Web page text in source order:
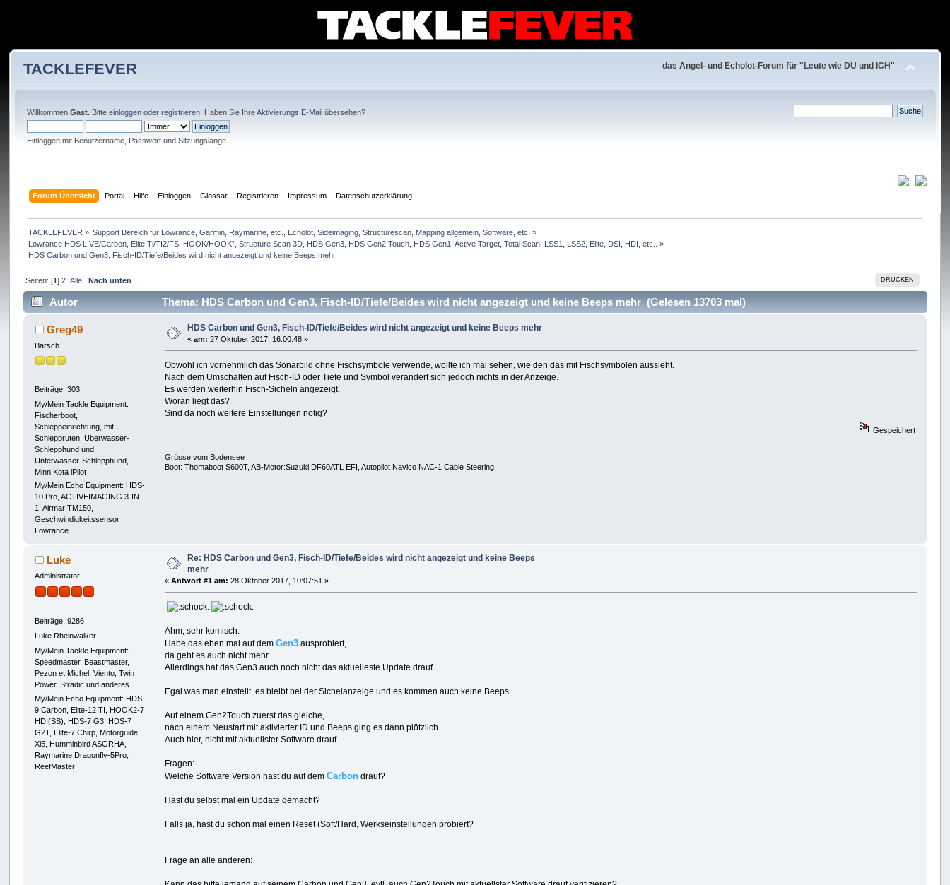
TACKLEFEVER das Angel- und Echolot-Forum für "Leute wie DU und ICH"
WillkommenGast . Bitteeinloggen oderregistrieren . Haben Sie IhreAktivierungs E-Mail übersehen?
Einloggen mit Benutzername, Passwort und Sitzungslänge
Forum Übersicht Portal Hilfe Einloggen Glossar Registrieren Impressum Datenschutzerklärung
TACKLEFEVER » Support Bereich für Lowrance, Garmin, Raymarine, etc., Echolot, Sideimaging, Structurescan, Mapping allgemein, Software, etc. »
Lowrance HDS LIVE/Carbon, Elite Ti/TI2/FS, HOOK/HOOK², Structure Scan 3D, HDS Gen3, HDS Gen2 Touch, HDS Gen1, Active Target, Total Scan, LSS1, LSS2, Elite, DSI, HDI, etc..
»
HDS Carbon und Gen3, Fisch-ID/Tiefe/Beides wird nicht angezeigt und keine Beeps mehr
DRUCKEN
Seiten: [1] 2 Alle Nach unten
Autor Thema: HDS Carbon und Gen3, Fisch-ID/Tiefe/Beides wird nicht angezeigt und keine Beeps mehr (Gelesen 13703 mal)
Greg49
Barsch
Beiträge: 303
My/Mein Tackle Equipment:
Fischerboot,
Schleppeinrichtung, mit
Schleppruten, Überwasser-
Schlepphund und
Unterwasser-Schlepphund,
Minn Kota iPilot
My/Mein Echo Equipment: HDS-
10 Pro, ACTIVEIMAGING 3-IN-
1, Airmar TM150,
Geschwindigkeitssensor
Lowrance
HDS Carbon und Gen3, Fisch-ID/Tiefe/Beides wird nicht angezeigt und keine Beeps mehr
«am: 27 Oktober 2017, 16:00:48 »
Obwohl ich vornehmlich das Sonarbild ohne Fischsymbole verwende, wollte ich mal sehen, wie den das mit Fischsymbolen aussieht.
Nach dem Umschalten auf Fisch-ID oder Tiefe und Symbol verändert sich jedoch nichts in der Anzeige.
Es werden weiterhin Fisch-Sicheln angezeigt.
Woran liegt das?
Sind da noch weitere Einstellungen nötig?
Gespeichert
Grüsse vom Bodensee
Boot: Thomaboot S600T, AB-Motor:Suzuki DF60ATL EFI, Autopilot Navico NAC-1 Cable Steering
Luke
Administrator
Beiträge: 9286
Luke Rheinwalker
My/Mein Tackle Equipment:
Speedmaster, Beastmaster,
Pezon et Michel, Viento, Twin
Power, Stradic und anderes.
My/Mein Echo Equipment: HDS-
9 Carbon, Elite-12 TI, HOOK2-7
HDI(SS), HDS-7 G3, HDS-7
G2T, Elite-7 Chirp, Motorguide
Xi5, Humminbird ASGRHA,
Raymarine Dragonfly-5Pro,
ReefMaster
Re: HDS Carbon und Gen3, Fisch-ID/Tiefe/Beides wird nicht angezeigt und keine Beeps
mehr
«Antwort #1 am: 28 Oktober 2017, 10:07:51 »
Ähm, sehr komisch.
Habe das eben mal auf demGen3 ausprobiert,
da geht es auch nicht mehr.
Allerdings hat das Gen3 auch noch nicht das aktuelleste Update drauf.
Egal was man einstellt, es bleibt bei der Sichelanzeige und es kommen auch keine Beeps.
Auf einem Gen2Touch zuerst das gleiche,
nach einem Neustart mit aktivierter ID und Beeps ging es dann plötzlich.
Auch hier, nicht mit aktuellster Software drauf.
Fragen:
Welche Software Version hast du auf demCarbon drauf?
Hast du selbst mal ein Update gemacht?
Falls ja, hast du schon mal einen Reset (Soft/Hard, Werkseinstellungen probiert?
Frage an alle anderen: